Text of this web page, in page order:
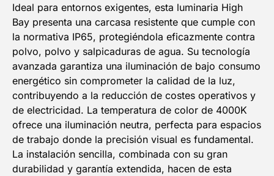
Ideal para entornos exigentes, esta luminaria High
Bay presenta una carcasa resistente que cumple con
la normativa IP65, protegiéndola eficazmente contra
polvo, polvo y salpicaduras de agua. Su tecnología
avanzada garantiza una iluminación de bajo consumo
energético sin comprometer la calidad de la luz,
contribuyendo a la reducción de costes operativos y
de electricidad. La temperatura de color de 4000K
ofrece una iluminación neutra, perfecta para espacios
de trabajo donde la precisión visual es fundamental.
La instalación sencilla, combinada con su gran
durabilidad y garantía extendida, hacen de esta